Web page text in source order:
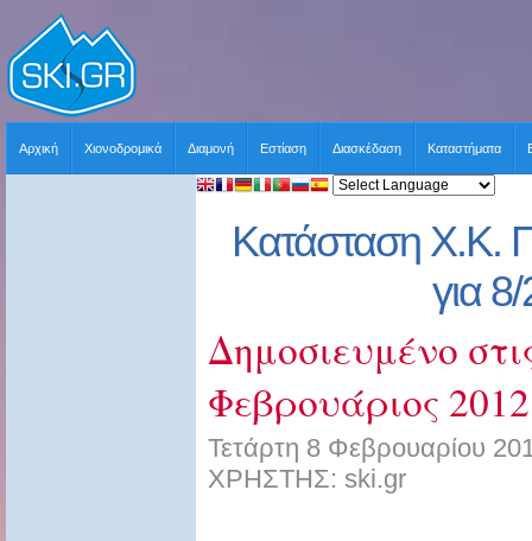
Αρχική Χιονοδρομικά Διαμονή Εστίαση Διασκέδαση Καταστήματα
Κατάσταση Χ.Κ.
για
Δημοσιευμένο
Φεβρουάριος
Τετάρτη 8 Φεβρουαρίου
ΧΡΗΣΤΗΣ: ski.gr